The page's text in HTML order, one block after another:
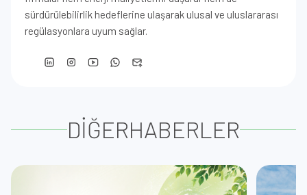
sürdürülebilirlik hedeflerine ulaşarak ulusal ve uluslararası
regülasyonlara uyum sağlar.
DİĞERHABERLER